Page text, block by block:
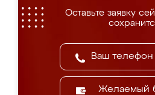
Оставьте заявку
Желаемый